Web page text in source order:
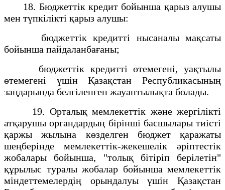
18. Бюджеттік кредит бойынша қарыз алушы
мен түпкілікті қарыз алушы:
бюджеттік кредитті нысаналы мақсаты
бойынша пайдаланбағаны;
бюджеттік кредитті өтемегені, уақтылы
өтемегені үшін Қазақстан Республикасының
заңдарында белгіленген жауаптылықта болады.
19. Орталық мемлекеттік және жергілікті
атқарушы органдардың бірінші басшылары тиісті
қаржы жылына көзделген бюджет қаражаты
шеңберінде мемлекеттік-жекешелік әріптестік
жобалары бойынша, "толық бітіріп берілетін"
құрылыс туралы жобалар бойынша мемлекеттік
міндеттемелердің орындалуы үшін Қазақстан